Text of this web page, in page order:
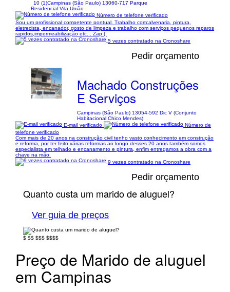
10 (1)Campinas (São Paulo) 13060-717 Parque
Residencial Vila União
Número de telefone verificado
Sou um profissional competente pontual. Trabalho com:alvenaria, pintura,
eletrecista, encanador, gosto de limpeza e trabalho com serviços pequenos reparos
rapidos,impermeabilização etc... Zap (.
5 vezes contratado na Cronoshare
Pedir orçamento
Machado Construções
E Serviços
Campinas (São Paulo) 13054-592 Dic V (Conjunto
Habitacional Chico Mendes)
E-mail verificado
Número de
telefone verificado
Com mais de 20 anos na construção civil tenho vasto conhecimento em construção
e reforma, por ter feito várias reformas ao longo desses 20 anos também somos
especialista em telhado e encanamento e pintura, enfim entregamos a obra com a
chave na mão.
9 vezes contratado na Cronoshare
Pedir orçamento
Quanto custa um marido de aluguel?
Ver guia de preços
$ $$ $$$ $$$$
Preço de Marido de aluguel
em Campinas